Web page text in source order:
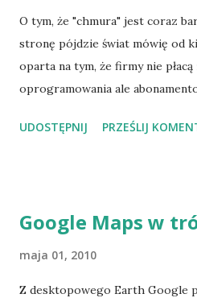
O tym, że "chmura" jest coraz
stronę pójdzie świat mówię od
oparta na tym, że firmy nie
oprogramowania ale
http://www.computerworld.pl/
UDOSTĘPNIJ PRZEŚLIJ
Google Maps w
maja 01, 2010
Z desktopowego Earth Google